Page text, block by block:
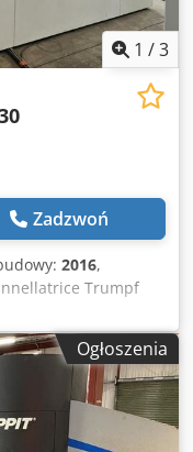
1 /3
Zadzwoń
2016,
Trumpf
w maju 2017,
w tym laserowy
Tec Zone,
Acdeha
Ogłoszenia